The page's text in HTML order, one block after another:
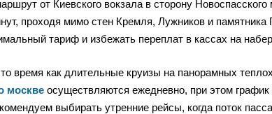
от Киевского вокзала в сторону
проходя мимо стен Кремля, Лужников и
тариф и избежать переплат в кассах на
время как длительные круизы на панорамных
москве осуществляются ежедневно, при этом график
выбирать утренние рейсы, когда поток